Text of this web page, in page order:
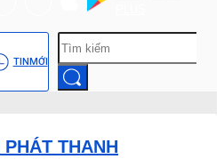
TINMỚI
THANH